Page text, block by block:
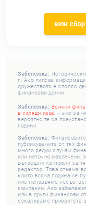
виж
Забележка:
г. Ако липсва
дружеството е спряло
финансови данни.
Забележка: Всички
в хиляди лева – ако за
вероятно те са
години.
Забележка:
публикуваните от тях
много редки случаи
или неточно извлечени,
вътрешни контроли за
редактор. Това отнема
които всяка година се
ние поправяме
компании. Ако
или в други финансови
ескалираме приоритета